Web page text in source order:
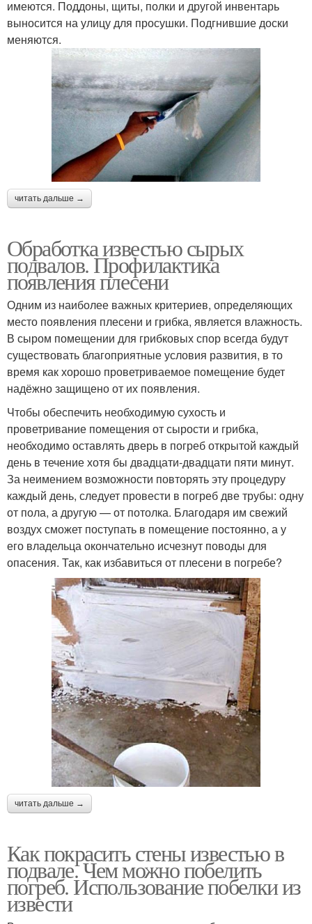
имеются. Поддоны, щиты, полки и другой инвентарь
выносится на улицу для просушки. Подгнившие доски
меняются.
читать дальше →
Обработка известью сырых
подвалов. Профилактика
появления плесени
Одним из наиболее важных критериев, определяющих
место появления плесени и грибка, является влажность.
В сыром помещении для грибковых спор всегда будут
существовать благоприятные условия развития, в то
время как хорошо проветриваемое помещение будет
надёжно защищено от их появления.
Чтобы обеспечить необходимую сухость и
проветривание помещения от сырости и грибка,
необходимо оставлять дверь в погреб открытой каждый
день в течение хотя бы двадцати-двадцати пяти минут.
За неимением возможности повторять эту процедуру
каждый день, следует провести в погреб две трубы: одну
от пола, а другую — от потолка. Благодаря им свежий
воздух сможет поступать в помещение постоянно, а у
его владельца окончательно исчезнут поводы для
опасения. Так, как избавиться от плесени в погребе?
читать дальше →
Как покрасить стены известью в
подвале. Чем можно побелить
погреб. Использование побелки из
извести